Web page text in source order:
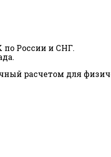
по России и СНГ.
расчетом для